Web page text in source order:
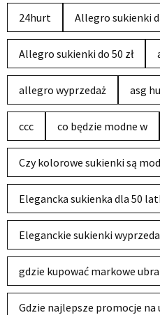
24hurt Allegro sukienki
Allegro sukienki do 50 zł
allegro wyprzedaż asg
ccc co będzie modne w
Czy kolorowe sukienki są
Elegancka sukienka dla 50
Eleganckie sukienki
gdzie kupować markowe
Gdzie najlepsze promocje na